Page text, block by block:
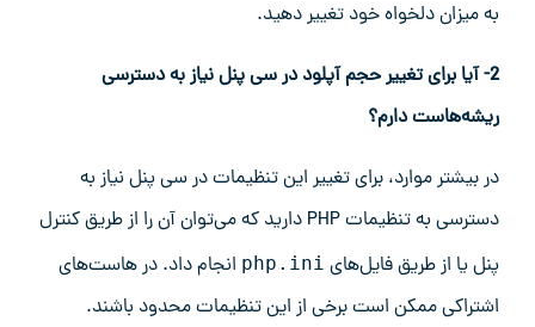
به میزان دلخواه خود تغییر دهید.
2- آیا برای تغییر حجم آپلود در سی پنل نیاز به دسترسی
ریشه‌هاست دارم؟
در بیشتر موارد، برای تغییر این تنظیمات در سی پنل نیاز به
دسترسی به تنظیمات PHP دارید که می‌توان آن را از طریق کنترل
پنل یا از طریق فایل‌های php.ini انجام داد. در هاست‌های
اشتراکی ممکن است برخی از این تنظیمات محدود باشند.